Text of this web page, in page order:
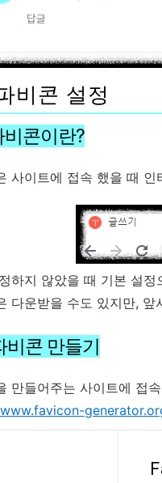
비콘 설정
비콘이란?
사이트에 접속 했을 때
하지 않았을 때 기본 설
다운받을 수도 있지만,
비콘 만들기
만들어주는 사이트에 접